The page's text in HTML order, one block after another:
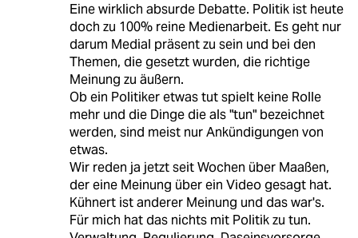
Eine wirklich absurde Debatte. Politik ist heute
doch zu 100% reine Medienarbeit. Es geht nur
darum Medial präsent zu sein und bei den
Themen, die gesetzt wurden, die richtige
Meinung zu äußern.
Ob ein Politiker etwas tut spielt keine Rolle
mehr und die Dinge die als "tun" bezeichnet
werden, sind meist nur Ankündigungen von
etwas.
Wir reden ja jetzt seit Wochen über Maaßen,
der eine Meinung über ein Video gesagt hat.
Kühnert ist anderer Meinung und das war's.
Für mich hat das nichts mit Politik zu tun.